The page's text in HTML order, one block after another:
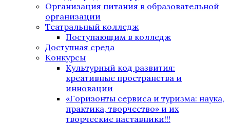
Организация питания в образовательной
организации
Театральный колледж
Поступающим в колледж
Доступная среда
Конкурсы
Культурный код развития:
креативные пространства и
инновации
«Горизонты сервиса и туризма: наука,
практика, творчество» и их
творческие наставники!!!